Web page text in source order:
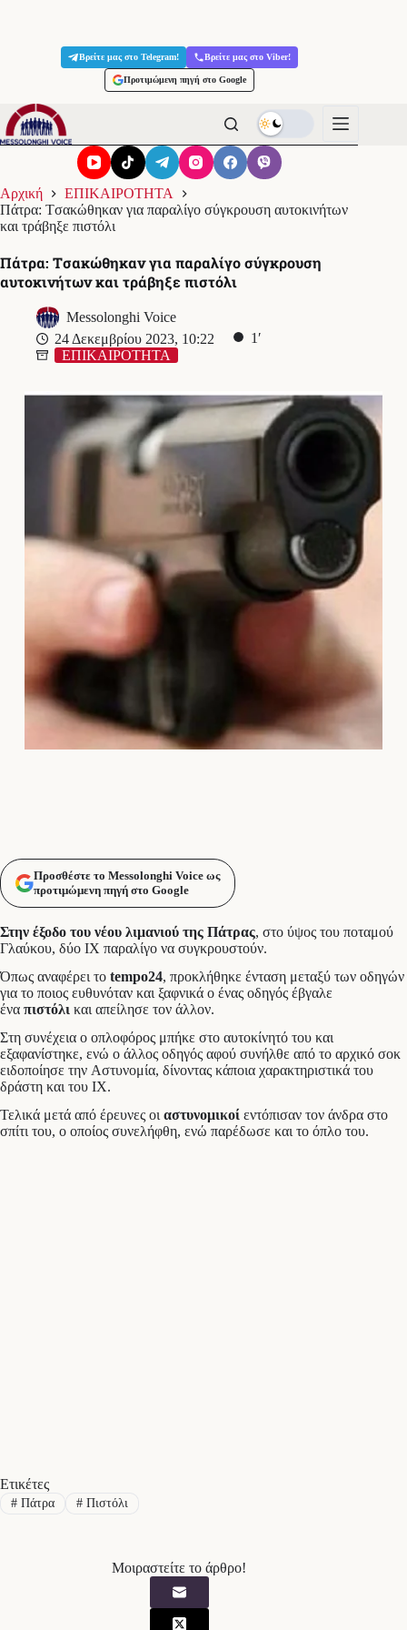
Βρείτε μας στο Telegram! Βρείτε μας στο Viber!
Προτιμώμενη πηγή στο Google
Αρχική
ΕΠΙΚΑΙΡΟΤΗΤΑ
Πάτρα: Tσακώθηκαν για παραλίγο σύγκρουση αυτοκινήτων
και τράβηξε πιστόλι
Πάτρα: Tσακώθηκαν για παραλίγο σύγκρουση
αυτοκινήτων και τράβηξε πιστόλι
Messolonghi Voice
24 Δεκεμβρίου 2023, 10:22
1′
ΕΠΙΚΑΙΡΟΤΗΤΑ
Προσθέστε το Messolonghi Voice ως
προτιμώμενη πηγή στο Google
Στην έξοδο του νέου λιμανιού της Πάτρας, στο ύψος του ποταμού
Γλαύκου, δύο ΙΧ παραλίγο να συγκρουστούν.
Όπως αναφέρει το tempo24, προκλήθηκε ένταση μεταξύ των οδηγών
για το ποιος ευθυνόταν και ξαφνικά ο ένας οδηγός έβγαλε
ένα πιστόλι και απείλησε τον άλλον.
Στη συνέχεια ο οπλοφόρος μπήκε στο αυτοκίνητό του και
εξαφανίστηκε, ενώ ο άλλος οδηγός αφού συνήλθε από το αρχικό σοκ
ειδοποίησε την Αστυνομία, δίνοντας κάποια χαρακτηριστικά του
δράστη και του ΙΧ.
Τελικά μετά από έρευνες οι αστυνομικοί εντόπισαν τον άνδρα στο
σπίτι του, ο οποίος συνελήφθη, ενώ παρέδωσε και το όπλο του.
Ετικέτες
#Πάτρα #Πιστόλι
Μοιραστείτε το άρθρο!